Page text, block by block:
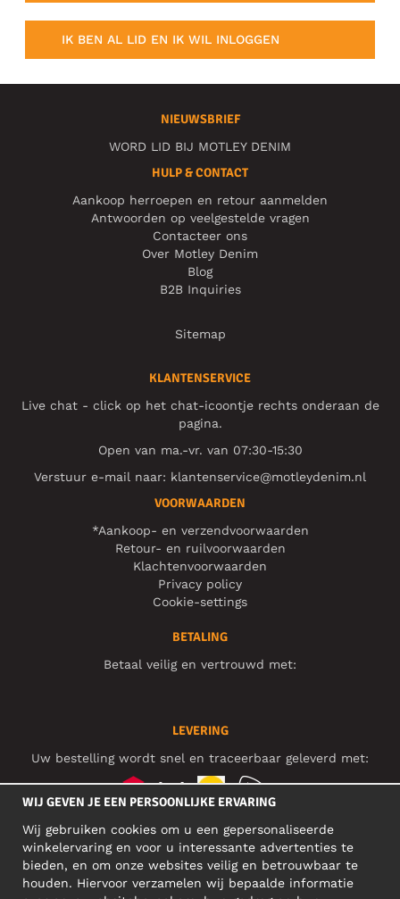
IK BEN AL LID EN IK WIL INLOGGEN
NIEUWSBRIEF
WORD LID BIJ MOTLEY DENIM
HULP & CONTACT
Aankoop herroepen en retour aanmelden
Antwoorden op veelgestelde vragen
Contacteer ons
Over Motley Denim
Blog
B2B Inquiries
Sitemap
KLANTENSERVICE
Live chat - click op het chat-icoontje rechts onderaan de
pagina.
Open van ma.-vr. van 07:30-15:30
Verstuur e-mail naar: klantenservice@motleydenim.nl
VOORWAARDEN
*Aankoop- en verzendvoorwaarden
Retour- en ruilvoorwaarden
Klachtenvoorwaarden
Privacy policy
Cookie-settings
BETALING
Betaal veilig en vertrouwd met:
LEVERING
Uw bestelling wordt snel en traceerbaar geleverd met:
SOCIAL MEDIA
WIJ GEVEN JE EEN PERSOONLIJKE ERVARING
Wij gebruiken cookies om u een gepersonaliseerde
winkelervaring en voor u interessante advertenties te
bieden, en om onze websites veilig en betrouwbaar te
houden. Hiervoor verzamelen wij bepaalde informatie